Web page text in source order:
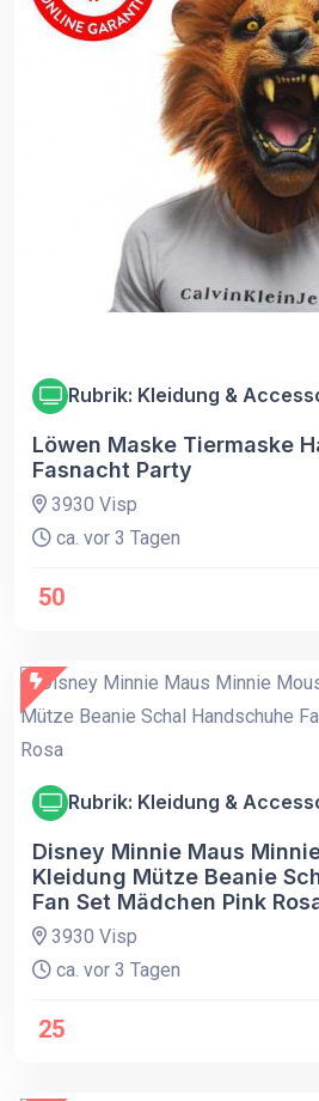
Rubrik: Kleidung &
Löwen Maske Tiermaske
Fasnacht Party
3930 Visp
ca. vor 3 Tagen
50
Rubrik: Kleidung &
Disney Minnie Maus
Kleidung Mütze Beanie
Fan Set Mädchen Pink
3930 Visp
ca. vor 3 Tagen
25